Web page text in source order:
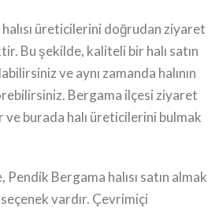
üreticilerini doğrudan ziyaret
Bu şekilde, kaliteli bir halı satın
ve aynı zamanda halının
Bergama ilçesi ziyaret
burada halı üreticilerini bulmak
Bergama halısı satın almak
vardır. Çevrimiçi